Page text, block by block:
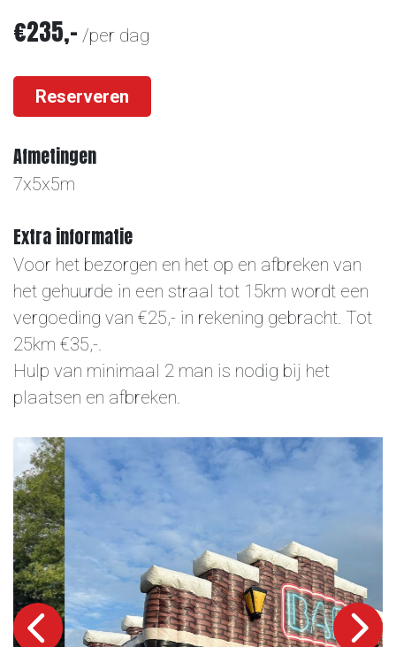
€235,- /per dag
Reserveren
Afmetingen
7x5x5m
Extra informatie
Voor het bezorgen en het op en afbreken van
het gehuurde in een straal tot 15km wordt een
vergoeding van €25,- in rekening gebracht. Tot
25km €35,-.
Hulp van minimaal 2 man is nodig bij het
plaatsen en afbreken.